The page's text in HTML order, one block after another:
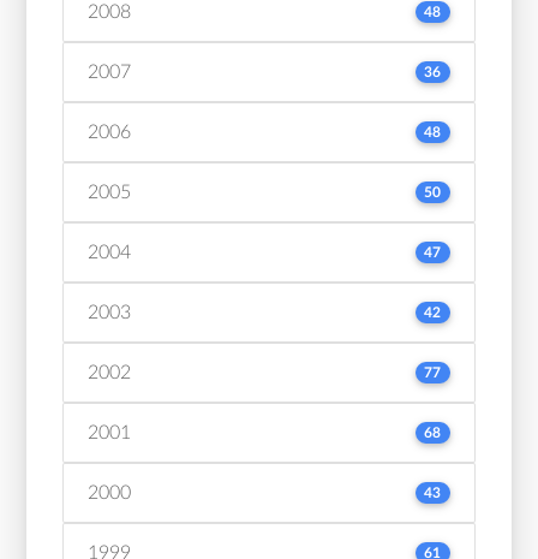
2008 48
2007 36
2006 48
2005 50
2004 47
2003 42
2002 77
2001 68
2000 43
1999 61